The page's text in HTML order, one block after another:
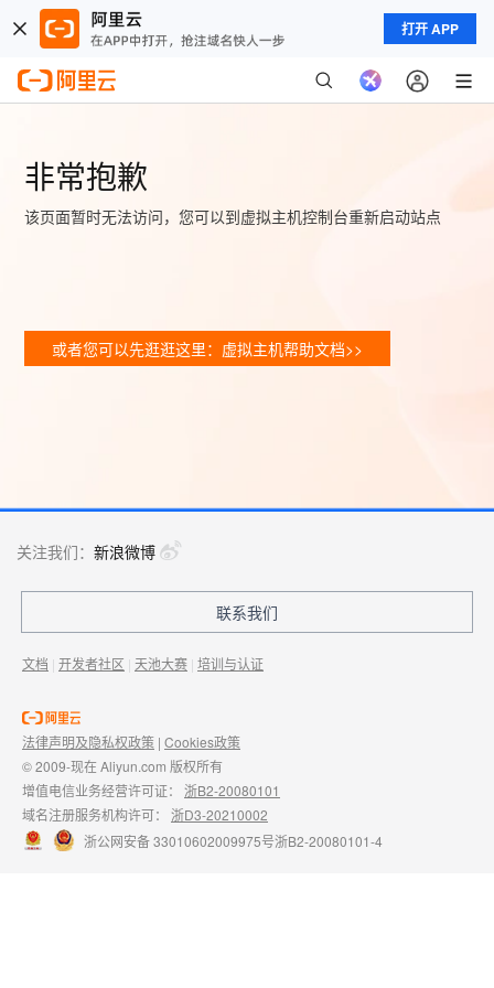
打开 APP
非常抱歉
该页面暂时无法访问，您可以到虚拟主机控制台重新启动站点
或者您可以先逛逛这里：虚拟主机帮助文档>>